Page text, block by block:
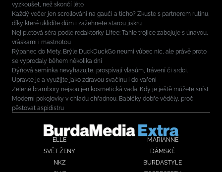
vyzkoušet, než skončí léto
Každý večer jen scrollování na gauči a ticho? Zkuste s partnerem rutinu,
díky které uklidíte dům i zažehnete starou jiskru
Nej pleťová séra podle redaktorky Lifee: Tahle trojice zabojuje s únavou,
vráskami i mastnotou
Rýpanec do Mety. Brýle DuckDuckGo neumí vůbec nic, ale právě proto
se vyprodaly během několika dní
Dýňová semínka nevyhazujte, prospívají vlasům, trávení či srdci.
Upravte je a využijte jako zdravou svačinu i do vaření
Zelené brambory nejsou jen kosmetická vada. Kdy je ještě můžete sníst
Moderní pokojovky v chladu chřadnou. Babičky dobře věděly, proč
pěstovat aspidistru
ELLE
MARIANNE
SVĚT ŽENY
DÁMSKÉ
NKZ
BURDASTYLE